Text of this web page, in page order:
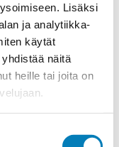
Lisäksi
ja analytiikka-
käytät
näitä
heille tai joita on